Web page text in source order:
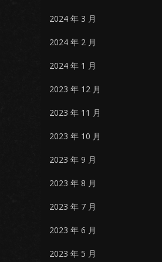
2024 年 3 月
2024 年 2 月
2024 年 1 月
2023 年 12 月
2023 年 11 月
2023 年 10 月
2023 年 9 月
2023 年 8 月
2023 年 7 月
2023 年 6 月
2023 年 5 月